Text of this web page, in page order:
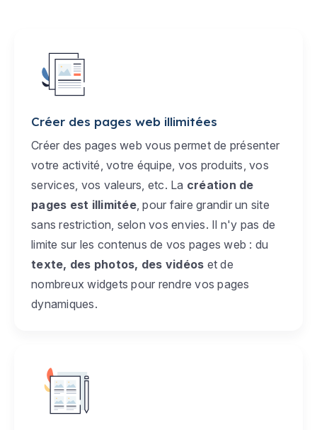
Créer des pages web illimitées
Créer des pages web vous permet de présenter
votre activité, votre équipe, vos produits, vos
services, vos valeurs, etc. La création de
pages est illimitée, pour faire grandir un site
sans restriction, selon vos envies. Il n'y pas de
limite sur les contenus de vos pages web : du
texte, des photos, des vidéos et de
nombreux widgets pour rendre vos pages
dynamiques.